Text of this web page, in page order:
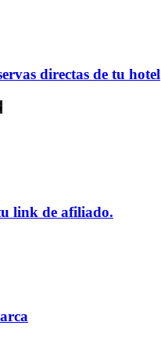
directas de tu hotel
link de afiliado.